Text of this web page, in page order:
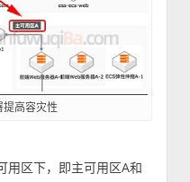
高容灾性
用区下，即主可用区A和